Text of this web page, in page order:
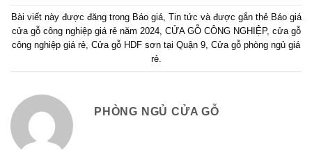
Bài viết này được đăng trong Báo giá, Tin tức và được gắn thẻ Báo giá
cửa gỗ công nghiệp giá rẻ năm 2024, CỬA GỖ CÔNG NGHIỆP, cửa gỗ
công nghiệp giá rẻ Cửa gỗ HDF sơn tại Quận 9 Cửa gỗ phòng ngủ giá
rẻ.
PHÒNG NGỦ CỬA GỖ